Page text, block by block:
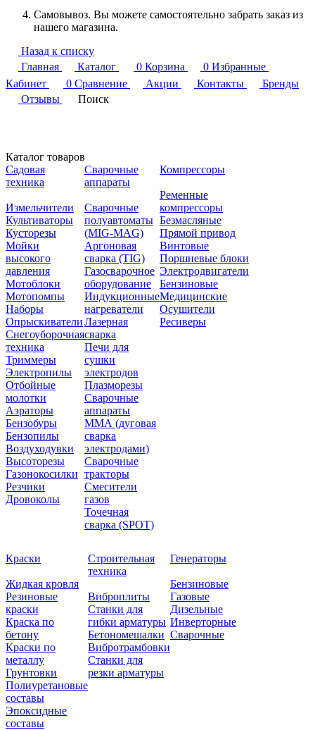
Самовывоз. Вы можете самостоятельно забрать заказ из
нашего магазина.
Назад к списку
Главная
Каталог 0 Корзина 0 Избранные
Кабинет
0 Сравнение Акции Контакты
Бренды
Отзывы
Поиск
Каталог товаров
Садовая
техника
Измельчители
Культиваторы
Кусторезы
Мойки
высокого
давления
Мотоблоки
Мотопомпы
Наборы
Опрыскиватели
Снегоуборочная
техника
Триммеры
Электропилы
Отбойные
молотки
Аэраторы
Бензобуры
Бензопилы
Воздуходувки
Высоторезы
Газонокосилки
Резчики
Дровоколы
Сварочные
аппараты
Сварочные
полуавтоматы
(MIG-MAG)
Аргоновая
сварка (TIG)
Газосварочное
оборудование
Индукционные
нагреватели
Лазерная
сварка
Печи для
сушки
электродов
Плазморезы
Сварочные
аппараты
ММА (дуговая
сварка
электродами)
Сварочные
тракторы
Смесители
газов
Точечная
сварка (SPOT)
Компрессоры
Ременные
компрессоры
Безмасляные
Прямой привод
Винтовые
Поршневые блоки
Электродвигатели
Бензиновые
Медицинские
Осушители
Ресиверы
Краски
Жидкая кровля
Резиновые
краски
Краска по
бетону
Краски по
металлу
Грунтовки
Полиуретановые
составы
Эпоксидные
составы
Строительная
техника
Виброплиты
Станки для
гибки арматуры
Бетономешалки
Вибротрамбовки
Станки для
резки арматуры
Генераторы
Бензиновые
Газовые
Дизельные
Инверторные
Сварочные